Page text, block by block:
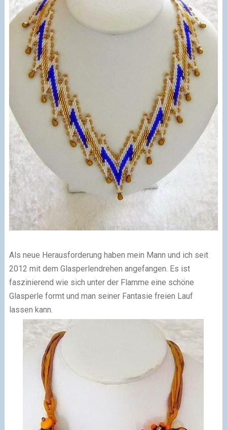
Als neue Herausforderung haben mein Mann und ich seit
2012 mit dem Glasperlendrehen angefangen. Es ist
faszinierend wie sich unter der Flamme eine schöne
Glasperle formt und man seiner Fantasie freien Lauf
lassen kann.